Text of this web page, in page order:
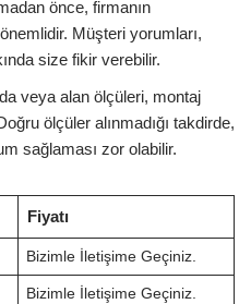
önce, firmanın
Müşteri yorumları,
size fikir verebilir.
veya alan ölçüleri, montaj
ölçüler alınmadığı takdirde,
sağlaması zor olabilir.
Fiyatı
Bizimle İletişime Geçiniz.
Bizimle İletişime Geçiniz.